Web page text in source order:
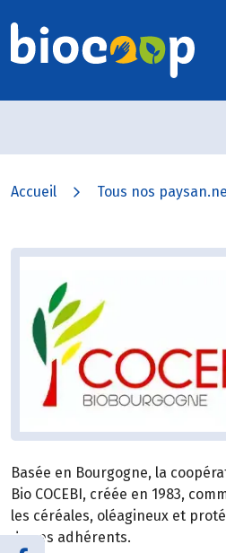
Accueil Tous nos
Basée en Bourgogne, la
Bio COCEBI, créée en 1983,
les céréales, oléagineux et
de ses adhérents.